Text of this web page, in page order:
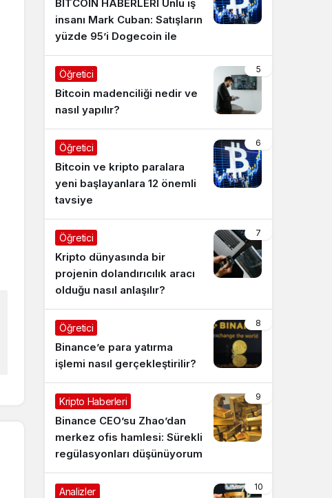
BİTCOİN HABERLERİ Ünlü iş
insanı Mark Cuban: Satışların
yüzde 95’i Dogecoin ile
5
Öğretici
Bitcoin madenciliği nedir ve
nasıl yapılır?
6
Öğretici
Bitcoin ve kripto paralara
yeni başlayanlara 12 önemli
tavsiye
7
Öğretici
Kripto dünyasında bir
projenin dolandırıcılık aracı
olduğu nasıl anlaşılır?
8
Öğretici
Binance’e para yatırma
işlemi nasıl gerçekleştirilir?
9
Kripto Haberleri
Binance CEO’su Zhao’dan
merkez ofis hamlesi: Sürekli
regülasyonları düşünüyorum
10
Analizler